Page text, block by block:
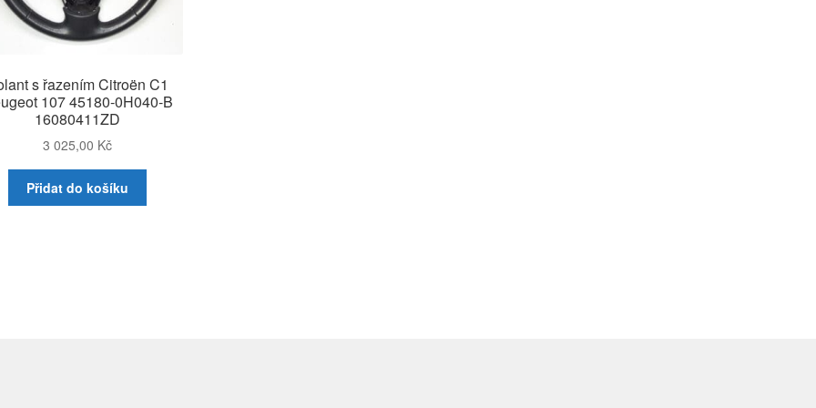
s řazením Citroën C1
107 45180-0H040-B
16080411ZD
3 025,00 Kč
Přidat do košíku